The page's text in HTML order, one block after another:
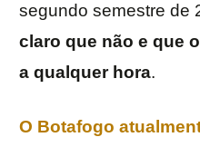
segundo semestre de
claro que não e que
a qualquer hora.
O Botafogo